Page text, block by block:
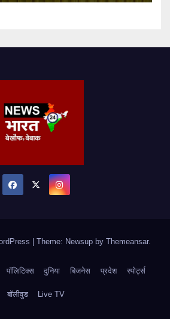
Theme: Newsup by Themeansar.
पॉलिटिक्स दुनिया बिजनेस प्रदेश स्पोर्ट्स
बॉलीवुड Live TV